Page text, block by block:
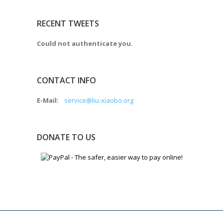
RECENT TWEETS
Could not authenticate you.
CONTACT INFO
E-Mail: service@liu-xiaobo.org
DONATE TO US